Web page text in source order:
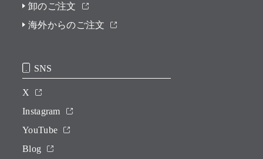
卸のご注文
海外からのご注文
SNS
X
Instagram
YouTube
Blog